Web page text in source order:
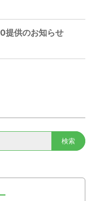
提供のお知らせ